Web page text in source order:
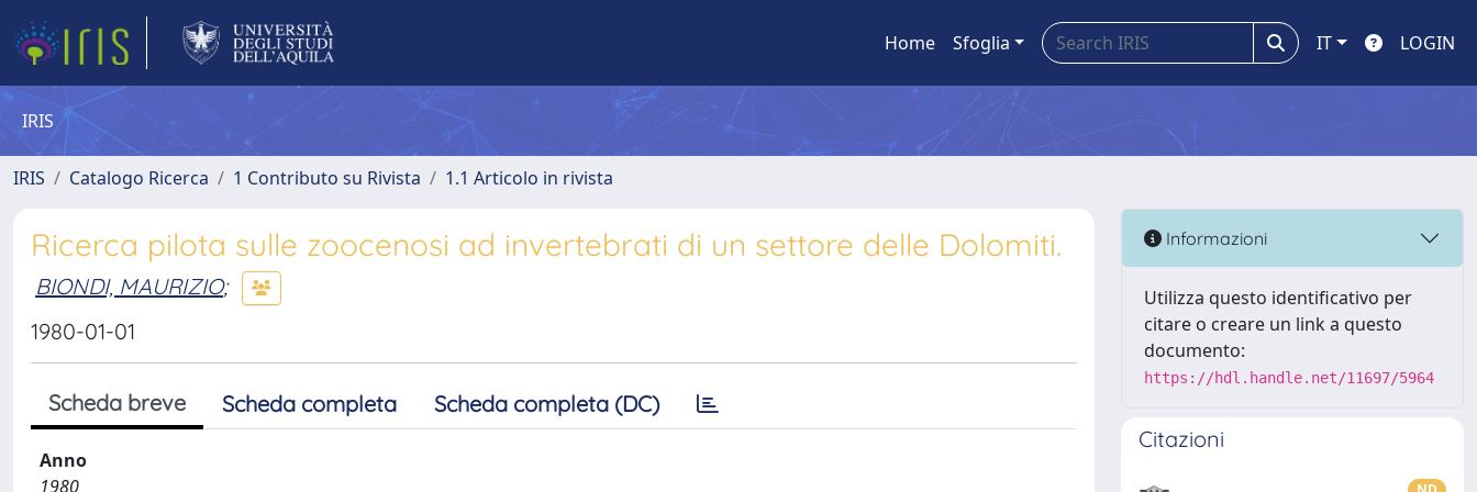
Home Sfoglia IT LOGIN
IRIS
IRIS Catalogo Ricerca 1 Contributo su Rivista 1.1 Articolo in rivista
Ricerca pilota sulle zoocenosi ad invertebrati di un settore delle Dolomiti.
BIONDI, MAURIZIO;
1980-01-01
Scheda breve Scheda completa Scheda completa (DC)
Anno
1980
Informazioni
Utilizza questo identificativo per
citare o creare un link a questo
documento:
https://hdl.handle.net/11697/5964
Citazioni